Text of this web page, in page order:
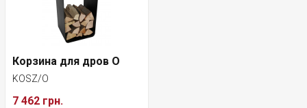
Корзина для дров O
KOSZ/O
7 462 грн.